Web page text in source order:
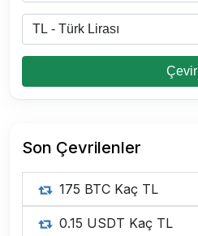
Çevir
Son Çevrilenler
175 BTC Kaç TL
0.15 USDT Kaç TL